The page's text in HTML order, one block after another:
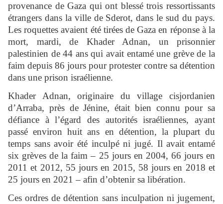
provenance de Gaza qui ont blessé trois ressortissants
étrangers dans la ville de Sderot, dans le sud du pays.
Les roquettes avaient été tirées de Gaza en réponse à la
mort, mardi, de Khader Adnan, un prisonnier
palestinien de 44 ans qui avait entamé une grève de la
faim depuis 86 jours pour protester contre sa détention
dans une prison israélienne.
Khader Adnan, originaire du village cisjordanien
d’Arraba, près de Jénine, était bien connu pour sa
défiance à l’égard des autorités israéliennes, ayant
passé environ huit ans en détention, la plupart du
temps sans avoir été inculpé ni jugé. Il avait entamé
six grèves de la faim – 25 jours en 2004, 66 jours en
2011 et 2012, 55 jours en 2015, 58 jours en 2018 et
25 jours en 2021 – afin d’obtenir sa libération.
Ces ordres de détention sans inculpation ni jugement,